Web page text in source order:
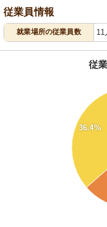
従業員情報
就業場所の従業員数 11
従
36.4%